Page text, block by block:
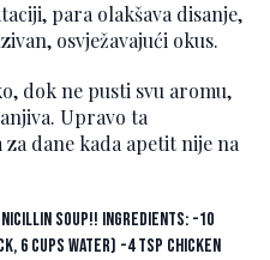
para olakšava disanje,
osvježavajući okus.
dok ne pusti svu aromu,
Upravo ta
dane kada apetit nije na
soup!! INGREDIENTS: -10
6 cups water) -4 tsp Chicken